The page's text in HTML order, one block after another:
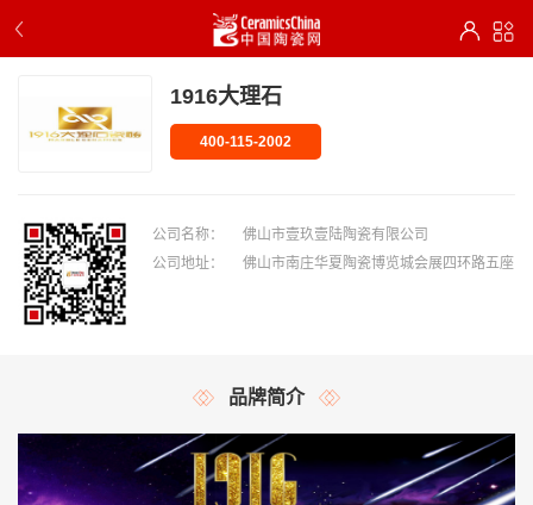
1916大理石
400-115-2002
公司名称：
佛山市壹玖壹陆陶瓷有限公司
公司地址：
佛山市南庄华夏陶瓷博览城会展四环路五座
品牌简介